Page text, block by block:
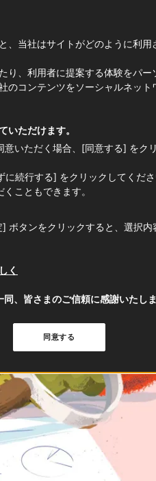
やワインを楽し
質ラベルを探し
フランスの味を食
、当社はサイトがどのように利用
り、利用者に提案する体験をパー
のコンテンツをソーシャルネット
いただけます。
いただく場合、[同意する] をク
続行する] をクリックしてくださ
こともできます。
ボタンをクリックすると、選択内
く
、皆さまのご信頼に感謝いたしま
同意する